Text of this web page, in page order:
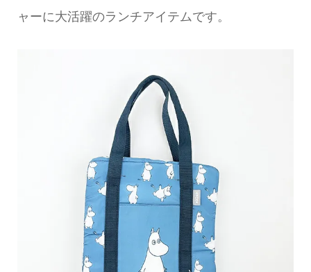
ャーに大活躍のランチアイテムです。